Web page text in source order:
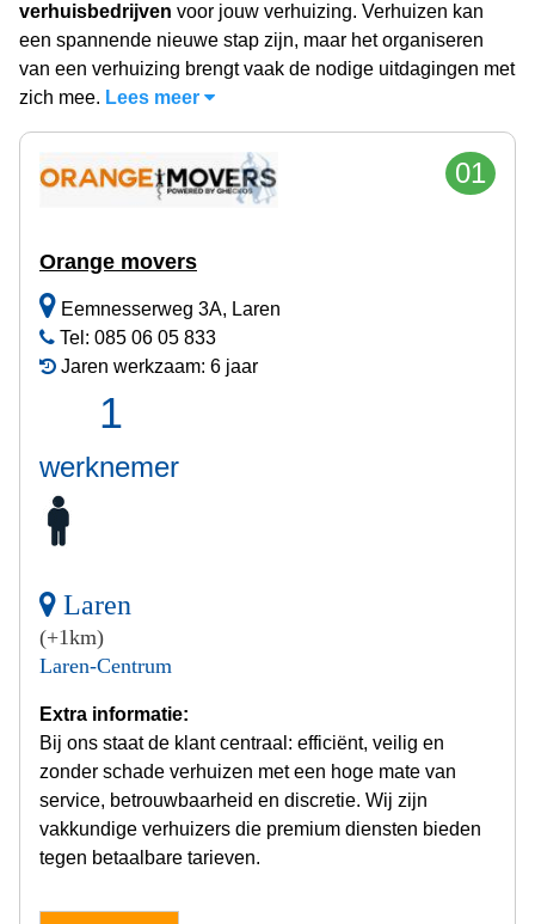
verhuisbedrijven voor jouw verhuizing. Verhuizen kan
een spannende nieuwe stap zijn, maar het organiseren
van een verhuizing brengt vaak de nodige uitdagingen met
zich mee. Lees meer
01
Orange movers
Eemnesserweg 3A, Laren
Tel: 085 06 05 833
Jaren werkzaam: 6 jaar
1
werknemer
Laren
(+1km)
Laren-Centrum
Extra informatie:
Bij ons staat de klant centraal: efficiënt, veilig en
zonder schade verhuizen met een hoge mate van
service, betrouwbaarheid en discretie. Wij zijn
vakkundige verhuizers die premium diensten bieden
tegen betaalbare tarieven.